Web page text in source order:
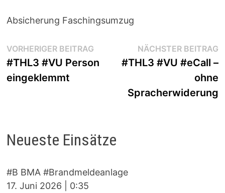
Absicherung Faschingsumzug
Beitragsnavigation
VORHERIGER BEITRAGVorheriger
Beitrag:
#THL3 #VU Person
eingeklemmt
NÄCHSTER BEITRAG
#THL3 #VU #eCall –
ohne
Spracherwiderung
Neueste Einsätze
#B BMA #Brandmeldeanlage
17. Juni 2026
0:35